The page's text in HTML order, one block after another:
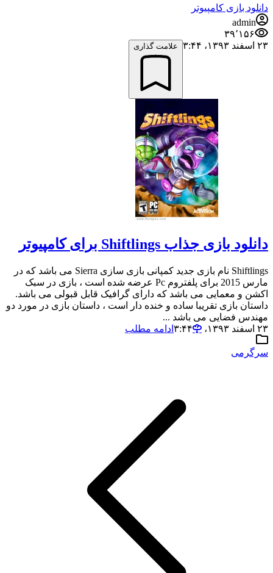
دانلود بازی کامپیوتر
admin
۳۹٬۱۵۶
۲۳ اسفند ۱۳۹۳،‏ ۳:۴۴
علامت گذاری
دانلود بازی جذاب Shiftlings برای کامپیوتر
Shiftlings نام بازی جدید کمپانی بازی سازی Sierra می باشد که در
مارس 2015 برای پلفتروم Pc عرضه شده است ، بازی در سبک
اکشن و معمایی می باشد که دارای گرافیک قابل قبولی می باشد.
داستان بازی تقریبا ساده و خنده دار است ، داستان بازی در مورد دو
مهندس فضایی می باشد ...
۲۳ اسفند ۱۳۹۳،‏ ۳:۴۴
ادامه مطلب
سرگرمی